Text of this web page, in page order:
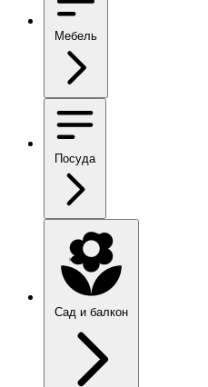
Мебель
Посуда
Сад и балкон